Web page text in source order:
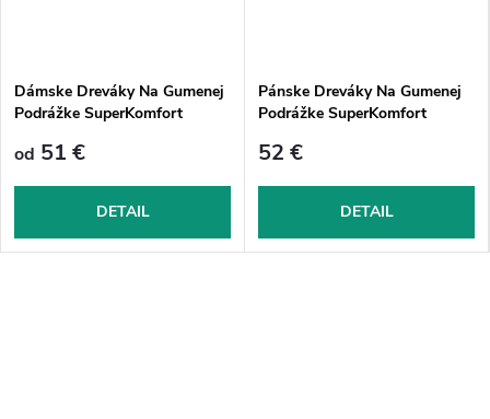
Dámske Dreváky Na Gumenej
Podrážke SuperKomfort
od 51 €
DETAIL
Pánske Dreváky Na Gumenej
Podrážke SuperKomfort
52 €
DETAIL